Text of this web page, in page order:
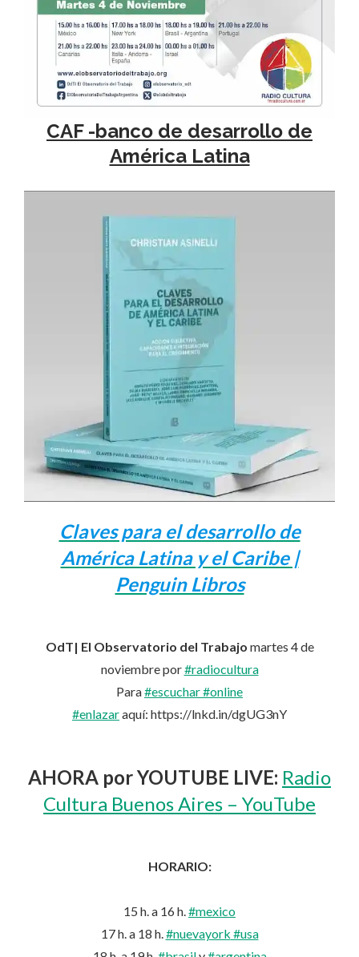
CAF -banco de desarrollo de
América Latina
Claves para el desarrollo de
América Latina y el Caribe |
Penguin Libros
OdT| El Observatorio del Trabajo martes 4 de
noviembre por#radiocultura
Para#escuchar#online
#enlazaraquí: https://lnkd.in/dgUG3nY
AHORA por YOUTUBE LIVE: Radio
Cultura Buenos Aires – YouTube
HORARIO:
15 h. a 16 h.#mexico
17 h. a 18 h.#nuevayork #usa